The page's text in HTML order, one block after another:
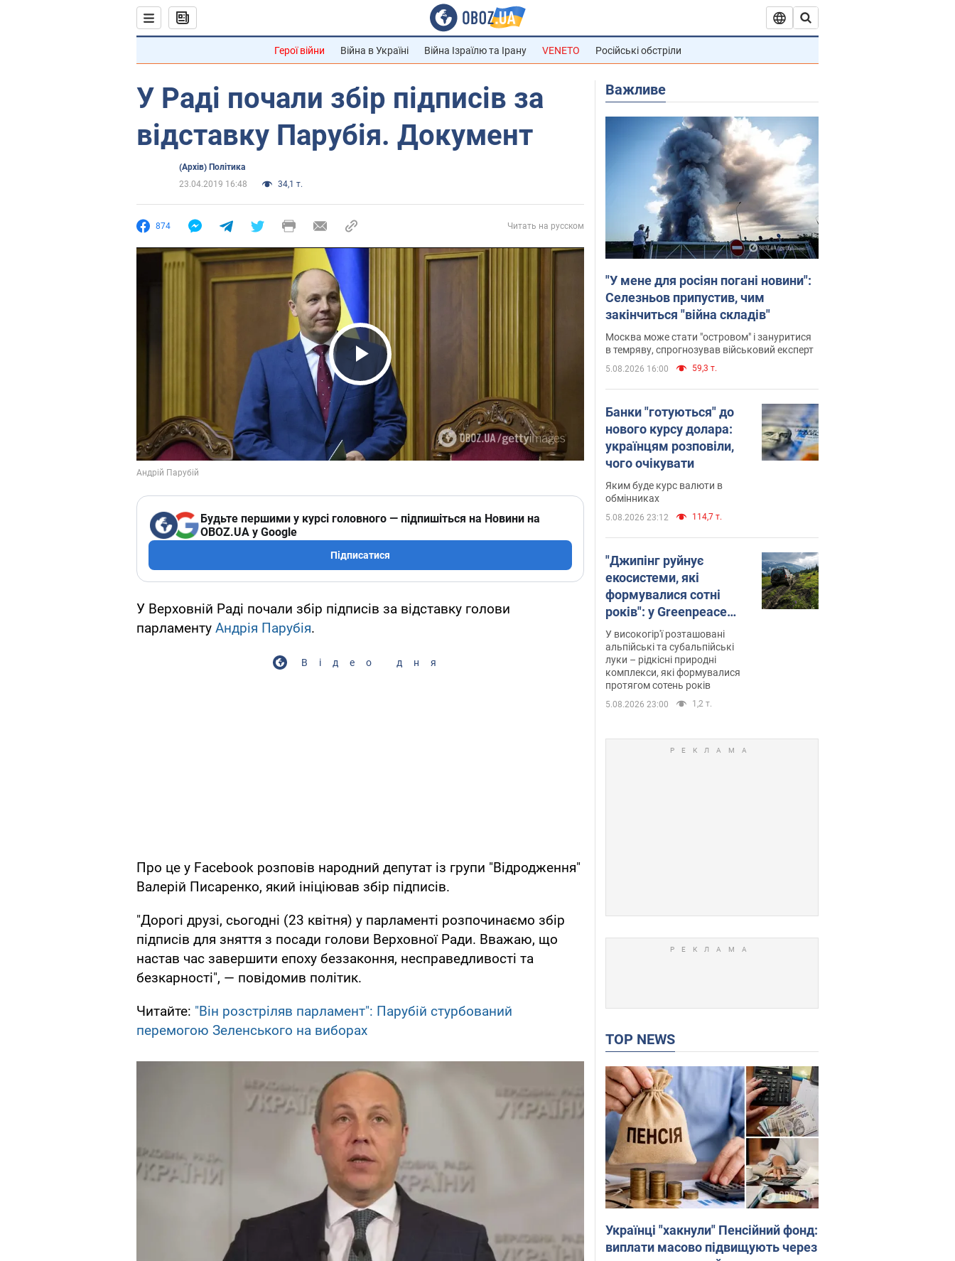
Герої війни Війна в Україні Війна Ізраїлю та Ірану VENETO Російські обстріли
У Раді почали збір підписів за
відставку Парубія. Документ
(Архів) Політика
23.04.2019 16:48
34,1 т.
874 Читать на русском
Play Video
Будьте першими у курсі головного — підпишіться на Новини на
OBOZ.UA у Google
Підписатися
У Верховній Раді почали збір підписів за відставку голови
парламенту Андрія Парубія.
Відео дня
Про це у Facebook розповів народний депутат із групи "Відродження"
Валерій Писаренко, який ініціював збір підписів.
"Дорогі друзі, сьогодні (23 квітня) у парламенті розпочинаємо збір
підписів для зняття з посади голови Верховної Ради. Вважаю, що
настав час завершити епоху беззаконня, несправедливості та
безкарності", — повідомив політик.
Читайте: "Він розстріляв парламент": Парубій стурбований
перемогою Зеленського на виборах
Важливе
"У мене для росіян погані новини":
Селезньов припустив, чим
закінчиться "війна складів"
Москва може стати "островом" і зануритися
в темряву, спрогнозував військовий експерт
5.08.2026 16:00 59,3 т.
Банки "готуються" до
нового курсу долара:
українцям розповіли,
чого очікувати
Яким буде курс валюти в
обмінниках
5.08.2026 23:12 114,7 т.
"Джипінг руйнує
екосистеми, які
формувалися сотні
років": у Greenpeace
забили на сполох
У високогір'ї розташовані
альпійські та субальпійські
луки – рідкісні природні
комплекси, які формувалися
протягом сотень років
5.08.2026 23:00 1,2 т.
TOP NEWS
Українці "хакнули" Пенсійний фонд:
виплати масово підвищують через